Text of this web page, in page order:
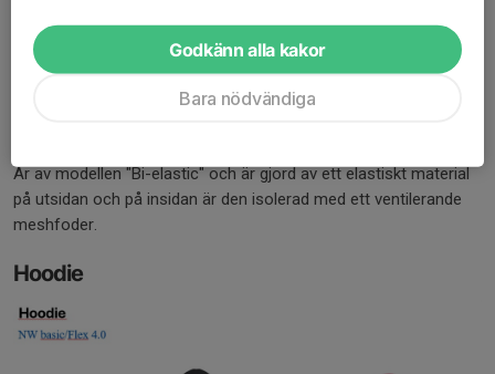
Mössa
- "Pulse Merino" är identisk med "Bi-elastic" men har även ett
tunt lager merino i den nedre kanten av mössan. Dvs den har
samma funktion men är lite varmare.
Är av modellen "Bi-elastic" och är gjord av ett elastiskt material
på utsidan och på insidan är den isolerad med ett ventilerande
meshfoder.
Hoodie
Godkänn alla kakor
Bara nödvändiga